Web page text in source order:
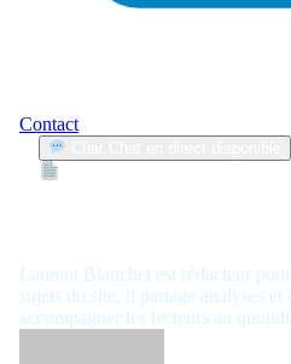
Contact
Laurent Blanchet est rédacteur
sujets du site, il partage analyses
accompagner les lecteurs au